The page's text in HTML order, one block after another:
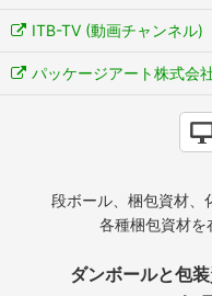
ITB-TV (動画チャンネル)
パッケージアート株式会
段ボール、梱包資材、
各種梱包資材を
ダンボールと包